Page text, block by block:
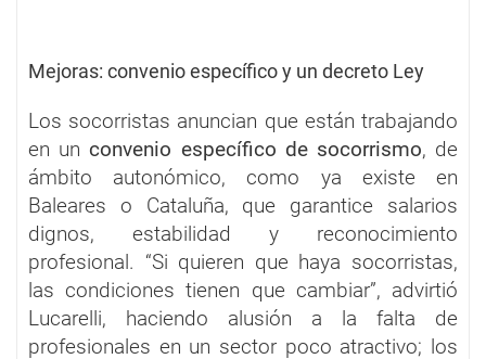
Mejoras: convenio específico y un decreto Ley
Los socorristas anuncian que están trabajando
en un convenio específico de socorrismo, de
ámbito autonómico, como ya existe en
Baleares o Cataluña, que garantice salarios
dignos, estabilidad y reconocimiento
profesional. “Si quieren que haya socorristas,
las condiciones tienen que cambiar”, advirtió
Lucarelli, haciendo alusión a la falta de
profesionales en un sector poco atractivo; los